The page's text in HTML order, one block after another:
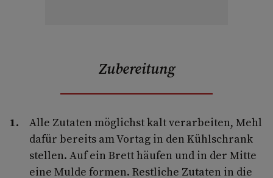
Zubereitung
Alle Zutaten möglichst kalt verarbeiten, Mehl
dafür bereits am Vortag in den Kühlschrank
stellen. Auf ein Brett häufen und in der Mitte
eine Mulde formen. Restliche Zutaten in die